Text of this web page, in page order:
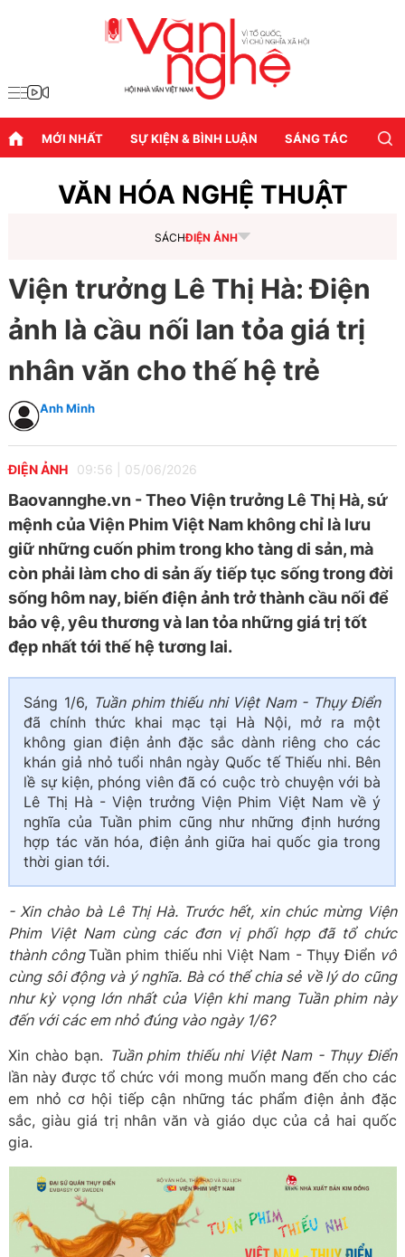
MỚI NHẤT SỰ KIỆN & BÌNH LUẬN SÁNG TÁC
VĂN HÓA NGHỆ THUẬT
SÁCHĐIỆN ẢNH
Viện trưởng Lê Thị Hà: Điện
ảnh là cầu nối lan tỏa giá trị
nhân văn cho thế hệ trẻ
Anh Minh
ĐIỆN ẢNH 09:56 05/06/2026
Baovannghe.vn - Theo Viện trưởng Lê Thị Hà, sứ
mệnh của Viện Phim Việt Nam không chỉ là lưu
giữ những cuốn phim trong kho tàng di sản, mà
còn phải làm cho di sản ấy tiếp tục sống trong đời
sống hôm nay, biến điện ảnh trở thành cầu nối để
bảo vệ, yêu thương và lan tỏa những giá trị tốt
đẹp nhất tới thế hệ tương lai.
Sáng 1/6, Tuần phim thiếu nhi Việt Nam - Thụy Điển
đã chính thức khai mạc tại Hà Nội, mở ra một
không gian điện ảnh đặc sắc dành riêng cho các
khán giả nhỏ tuổi nhân ngày Quốc tế Thiếu nhi. Bên
lề sự kiện, phóng viên đã có cuộc trò chuyện với bà
Lê Thị Hà - Viện trưởng Viện Phim Việt Nam về ý
nghĩa của Tuần phim cũng như những định hướng
hợp tác văn hóa, điện ảnh giữa hai quốc gia trong
thời gian tới.
- Xin chào bà Lê Thị Hà. Trước hết, xin chúc mừng Viện
Phim Việt Nam cùng các đơn vị phối hợp đã tổ chức
thành côngTuần phim thiếu nhi Việt Nam - Thụy Điển vô
cùng sôi động và ý nghĩa. Bà có thể chia sẻ về lý do cũng
như kỳ vọng lớn nhất của Viện khi mang Tuần phim này
đến với các em nhỏ đúng vào ngày 1/6?
Xin chào bạn. Tuần phim thiếu nhi Việt Nam - Thụy Điển
lần này được tổ chức với mong muốn mang đến cho các
em nhỏ cơ hội tiếp cận những tác phẩm điện ảnh đặc
sắc, giàu giá trị nhân văn và giáo dục của cả hai quốc
gia.